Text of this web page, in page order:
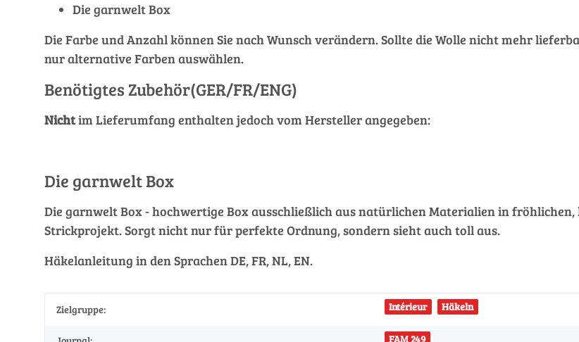
Die garnwelt Box
Die Farbe und Anzahl können Sie nach Wunsch verändern. Sollte die Wolle nicht mehr
nur alternative Farben auswählen.
Benötigtes Zubehör(GER/FR/ENG)
Nichtim Lieferumfang enthalten jedoch vom Hersteller angegeben:
Die garnwelt Box
Die garnwelt Box - hochwertige Box ausschließlich aus natürlichen Materialien in
Strickprojekt. Sorgt nicht nur für perfekte Ordnung, sondern sieht auch toll aus.
Häkelanleitung in den Sprachen DE, FR, NL, EN.
Zielgruppe: Intérieur Häkeln
FAM 249